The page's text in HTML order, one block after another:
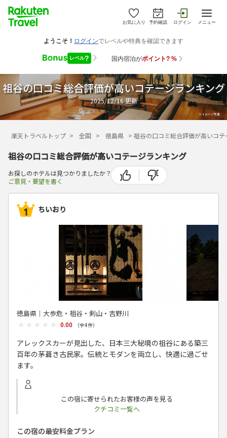
お気に入り 予約確認 ログイン メニュー
祖谷の口コミ総合評価が高いコテージランキング
2025/12/16更新
楽天トラベルトップ > 全国 > 徳島県 > 祖谷の口コミ総合評価が高いコ
祖谷の口コミ総合評価が高いコテージランキング
お探しのホテルは見つかりましたか？
ご意見・要望を書く
ちいおり
徳島県│大歩危・祖谷・剣山・吉野川
0.00 （全4件）
アレックスカーが見出した、日本三大秘境の祖谷にある築三
百年の茅葺き古民家。伝統とモダンを両立し、快適に過ごせ
ます。
この宿に寄せられたお客様の声を見る
クチコミ一覧へ
この宿の最安料金プラン